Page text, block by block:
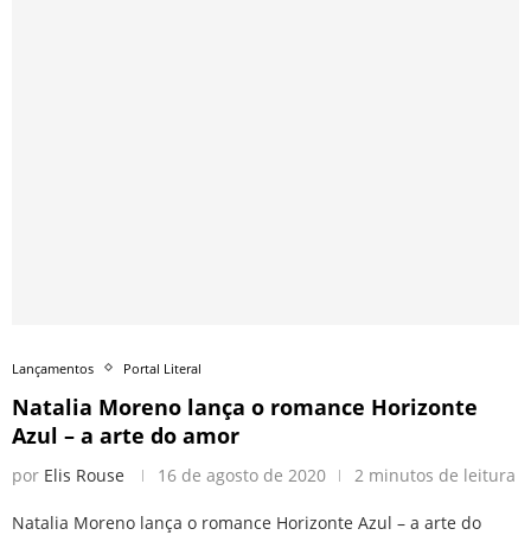
Lançamentos Portal Literal
Natalia Moreno lança o romance Horizonte
Azul – a arte do amor
por Elis Rouse 16 de agosto de 2020 2 minutos de leitura
Natalia Moreno lança o romance Horizonte Azul – a arte do